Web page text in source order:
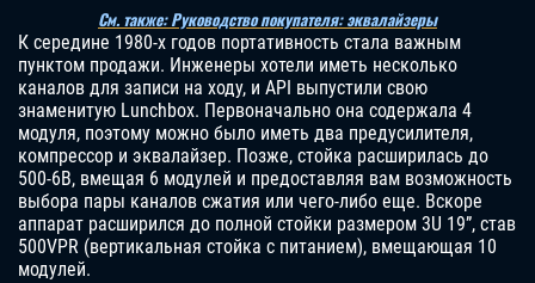
См. также: Руководство покупателя: эквалайзеры
К середине 1980-х годов портативность стала важным
пунктом продажи. Инженеры хотели иметь несколько
каналов для записи на ходу, и API выпустили свою
знаменитую Lunchbox. Первоначально она содержала 4
модуля, поэтому можно было иметь два предусилителя,
компрессор и эквалайзер. Позже, стойка расширилась до
500-6B, вмещая 6 модулей и предоставляя вам возможность
выбора пары каналов сжатия или чего-либо еще. Вскоре
аппарат расширился до полной стойки размером 3U 19”, став
500VPR (вертикальная стойка с питанием), вмещающая 10
модулей.